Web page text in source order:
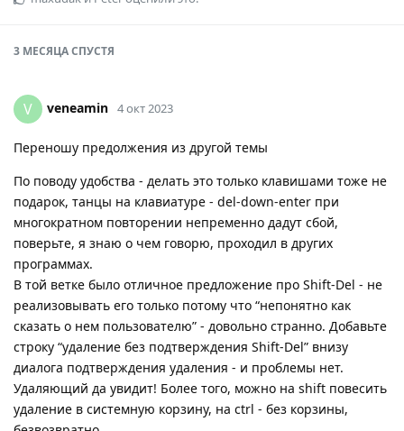
3 МЕСЯЦАСПУСТЯ
V veneamin 4 окт 2023
Переношу предолжения из другой темы
По поводу удобства - делать это только клавишами тоже не
подарок, танцы на клавиатуре - del-down-enter при
многократном повторении непременно дадут сбой,
поверьте, я знаю о чем говорю, проходил в других
программах.
В той ветке было отличное предложение про Shift-Del - не
реализовывать его только потому что “непонятно как
сказать о нем пользователю” - довольно странно. Добавьте
строку “удаление без подтверждения Shift-Del” внизу
диалога подтверждения удаления - и проблемы нет.
Удаляющий да увидит! Более того, можно на shift повесить
удаление в системную корзину, на ctrl - без корзины,